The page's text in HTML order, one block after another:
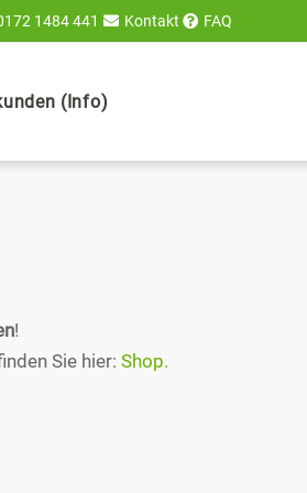
1484 441 Kontakt FAQ
(Info)
!
Sie hier: Shop.